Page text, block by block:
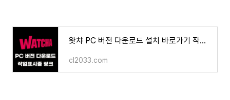
왓챠 PC 버전 다운로드 설치 바로가기 작업표시줄 링크 만드는 방법
cl2033.com